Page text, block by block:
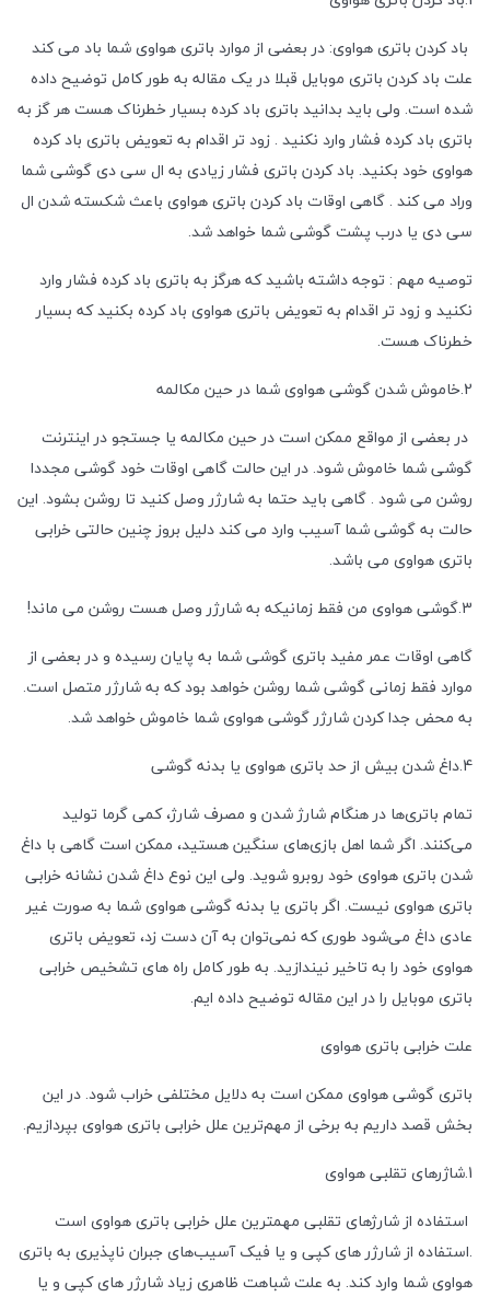
باد کردن باتری هواوی: در بعضی از موارد باتری هواوی شما باد می کند
علت باد کردن باتری موبایل قبلا در یک مقاله به طور کامل توضیح داده
شده است. ولی باید بدانید باتری باد کرده بسیار خطرناک هست هر گز به
باتری باد کرده فشار وارد نکنید . زود تر اقدام به تعویض باتری باد کرده
هواوی خود بکنید. باد کردن باتری فشار زیادی به ال سی دی گوشی شما
وراد می کند . گاهی اوقات باد کردن باتری هواوی باعث شکسته شدن ال
سی دی یا درب پشت گوشی شما خواهد شد.
توصیه مهم : توجه داشته باشید که هرگز به باتری باد کرده فشار وارد
نکنید و زود تر اقدام به تعویض باتری هواوی باد کرده بکنید که بسیار
خطرناک هست.
2.خاموش شدن گوشی هواوی شما در حین مکالمه
در بعضی از مواقع ممکن است در حین مکالمه یا جستجو در اینترنت
گوشی شما خاموش شود. در این حالت گاهی اوقات خود گوشی مجددا
روشن می شود . گاهی باید حتما به شارژر وصل کنید تا روشن بشود. این
حالت به گوشی شما آسیب وارد می کند دلیل بروز چنین حالتی خرابی
باتری هواوی می باشد.
3.گوشی هواوی من فقط زمانیکه به شارژر وصل هست روشن می ماند!
گاهی اوقات عمر مفید باتری گوشی شما به پایان رسیده و در بعضی از
موارد فقط زمانی گوشی شما روشن خواهد بود که به شارژر متصل است.
به محض جدا کردن شارژر گوشی هواوی شما خاموش خواهد شد.
4.داغ شدن بیش از حد باتری هواوی یا بدنه گوشی
تمام باتری‌ها در هنگام شارژ شدن و مصرف شارژ، کمی گرما تولید
می‌کنند. اگر شما اهل بازی‌های سنگین هستید، ممکن است گاهی با داغ
شدن باتری هواوی خود روبرو شوید. ولی این نوع داغ شدن نشانه خرابی
باتری هواوی نیست. اگر باتری یا بدنه گوشی هواوی شما به صورت غیر
عادی داغ می‌شود طوری که نمی‌توان به آن دست زد، تعویض باتری
هواوی خود را به تاخیر نیندازید. به طور کامل راه های تشخیص خرابی
باتری موبایل را در این مقاله توضیح داده ایم.
علت خرابی باتری هواوی
باتری گوشی هواوی ممکن است به دلایل مختلفی خراب شود. در این
بخش قصد داریم به برخی از مهم‌ترین علل خرابی باتری هواوی بپردازیم.
1.شاژرهای تقلبی هواوی
استفاده از شارژهای تقلبی مهمترین علل خرابی باتری هواوی است
.استفاده از شارژر های کپی و یا فیک آسیب‌های جبران ناپذیری به باتری
هواوی شما وارد کند. به علت شباهت ظاهری زیاد شارژر های کپی و یا